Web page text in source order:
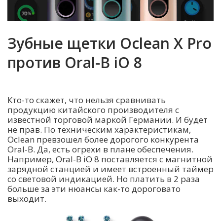
Зубные щетки Oclean X Pro
против Oral-B iO 8
Кто-то скажет, что нельзя сравнивать
продукцию китайского производителя с
известной торговой маркой Германии. И будет
не прав. По техническим характеристикам,
Oclean превзошел более дорогого конкурента
Oral-B. Да, есть огрехи в плане обеспечения.
Например, Oral-B iO 8 поставляется с магнитной
зарядной станцией и имеет встроенный таймер
со световой индикацией. Но платить в 2 раза
больше за эти нюансы как-то дороговато
выходит.